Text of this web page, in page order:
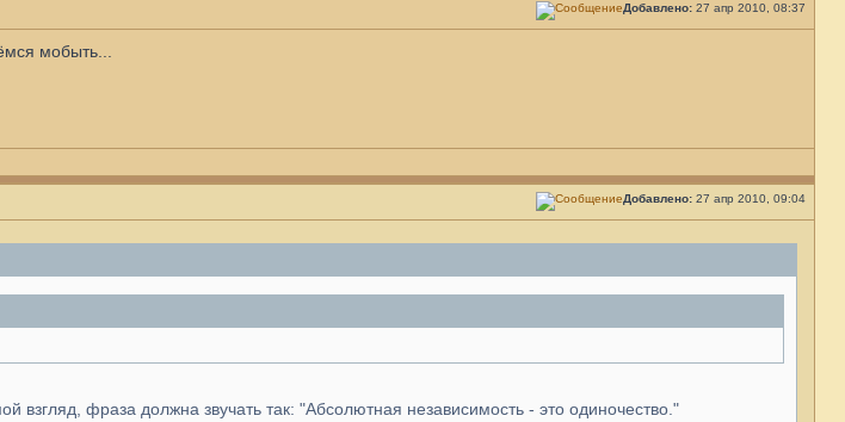
Добавлено: 27 апр 2010, 08:37
мобыть...
Добавлено: 27 апр 2010, 09:04
взгляд, фраза должна звучать так: "Абсолютная независимость - это одиночество."